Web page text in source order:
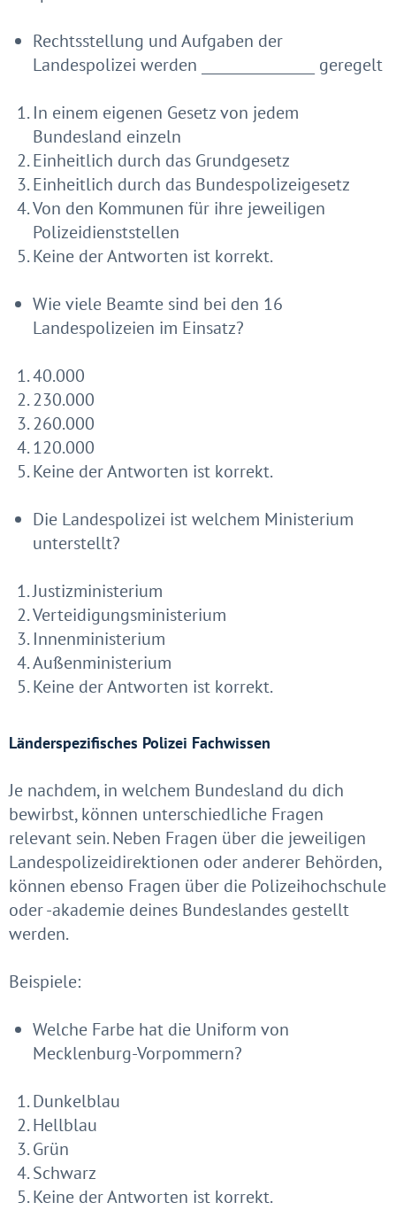
Rechtsstellung und Aufgaben der
Landespolizei werden ________________ geregelt
In einem eigenen Gesetz von jedem
Bundesland einzeln
Einheitlich durch das Grundgesetz
Einheitlich durch das Bundespolizeigesetz
Von den Kommunen für ihre jeweiligen
Polizeidienststellen
Keine der Antworten ist korrekt.
Wie viele Beamte sind bei den 16
Landespolizeien im Einsatz?
40.000
230.000
260.000
120.000
Keine der Antworten ist korrekt.
Die Landespolizei ist welchem Ministerium
unterstellt?
Justizministerium
Verteidigungsministerium
Innenministerium
Außenministerium
Keine der Antworten ist korrekt.
Länderspezifisches Polizei Fachwissen
Je nachdem, in welchem Bundesland du dich
bewirbst, können unterschiedliche Fragen
relevant sein. Neben Fragen über die jeweiligen
Landespolizeidirektionen oder anderer Behörden,
können ebenso Fragen über die Polizeihochschule
oder -akademie deines Bundeslandes gestellt
werden.
Beispiele:
Welche Farbe hat die Uniform von
Mecklenburg-Vorpommern?
Dunkelblau
Hellblau
Grün
Schwarz
Keine der Antworten ist korrekt.